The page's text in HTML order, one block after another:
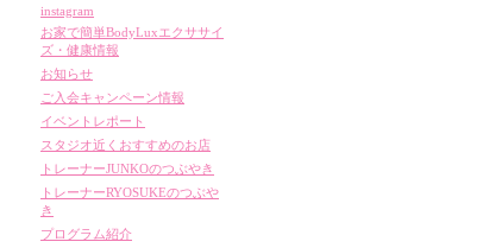
instagram
お家で簡単BodyLuxエクササイ
ズ・健康情報
お知らせ
ご入会キャンペーン情報
イベントレポート
スタジオ近くおすすめのお店
トレーナーJUNKOのつぶやき
トレーナーRYOSUKEのつぶや
き
プログラム紹介